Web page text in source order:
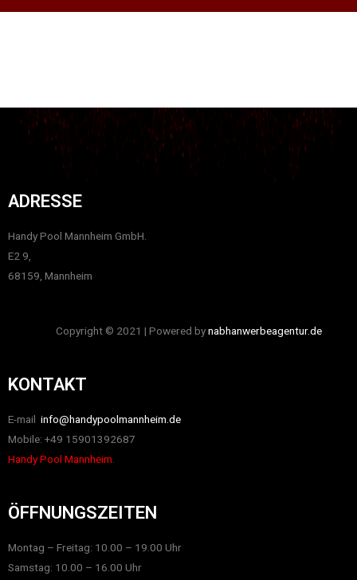
ADRESSE
Handy Pool Mannheim GmbH.
E2 9,
68159, Mannheim
Copyright © 2021 | Powered bynabhanwerbeagentur.de
KONTAKT
E-mail info@handypoolmannheim.de
Mobile: +49 15901392687
Handy Pool Mannheim.
ÖFFNUNGSZEITEN
Montag – Freitag: 10.00 – 19.00 Uhr
Samstag: 10.00 – 16.00 Uhr